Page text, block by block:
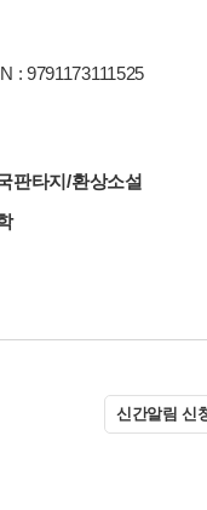
: 9791173111525
판타지/환상소설
신간알림 신